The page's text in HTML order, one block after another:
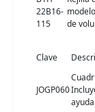
22B16-
115
de
Clave
JOGP060